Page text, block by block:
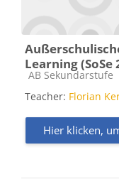
Learning (SoSe
Kursbereich
AB Sekundarstufe
Teacher: Florian
Hier klicken,